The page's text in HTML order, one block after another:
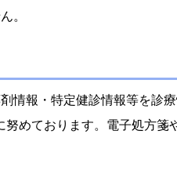
。
報・特定健診情報等を診
めております。電子処方